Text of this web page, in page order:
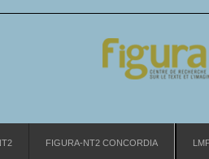
FIGURA-NT2 CONCORDIA